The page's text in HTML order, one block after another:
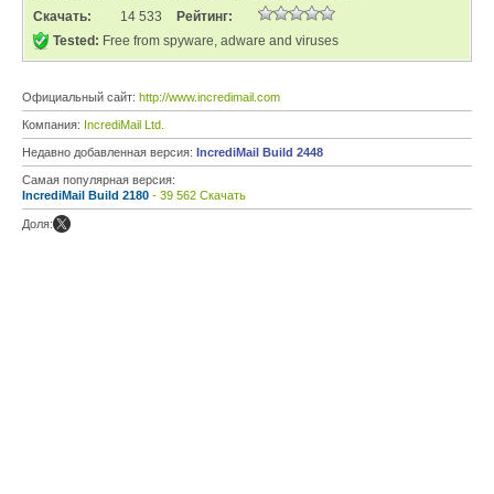
Скачать:
14 533
Рейтинг:
Tested: Free from spyware, adware and viruses
Официальный сайт: http://www.incredimail.com
Компания: IncrediMail Ltd.
Недавно добавленная версия: IncrediMail Build 2448
Самая популярная версия:
IncrediMail Build 2180 - 39 562 Скачать
Доля: